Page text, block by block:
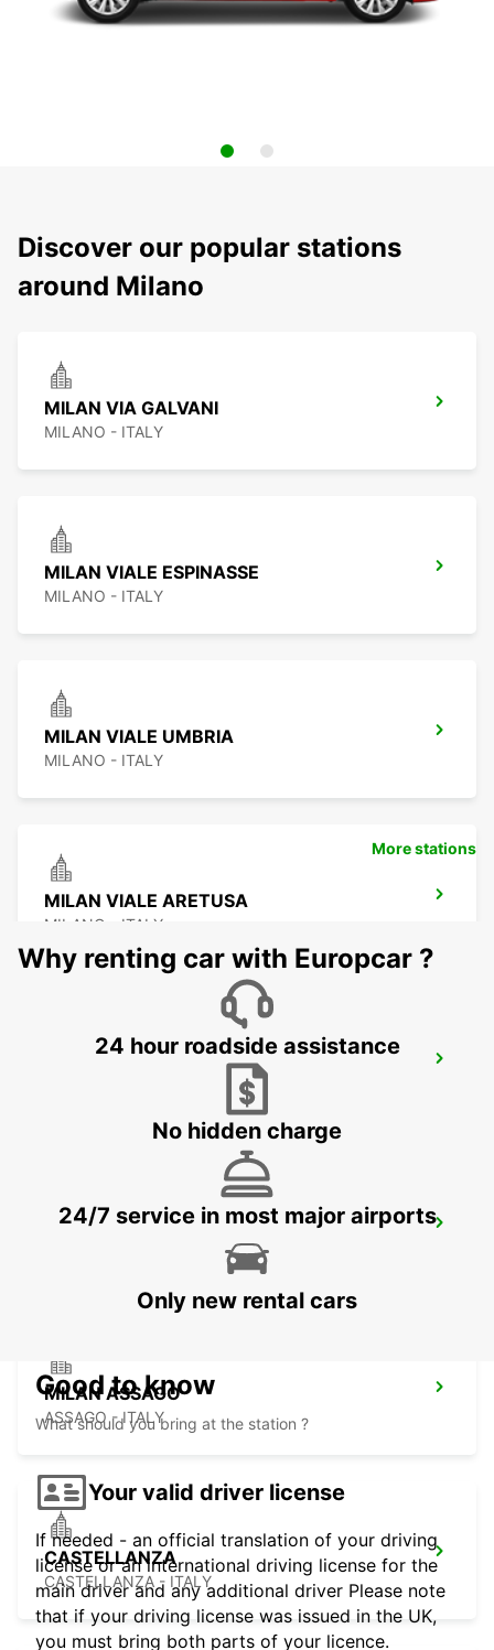
Discover our popular stations
around Milano
MILAN VIA GALVANI
MILANO - ITALY
MILAN VIALE ESPINASSE
MILANO - ITALY
MILAN VIALE UMBRIA
MILANO - ITALY
MILAN VIALE ARETUSA
MILANO - ITALY
MILAN LINATE AIRPORT
MONZA
MILAN ASSAGO
ASSAGO - ITALY
CASTELLANZA
CASTELLANZA - ITALY
More stations
Why renting car with Europcar ?
24 hour roadside assistance
No hidden charge
24/7 service in most major airports
Only new rental cars
Good to know
What should you bring at the station ?
Your valid driver license
If needed - an official translation of your driving
license or an international driving license for the
main driver and any additional driver Please note
that if your driving license was issued in the UK,
you must bring both parts of your licence.